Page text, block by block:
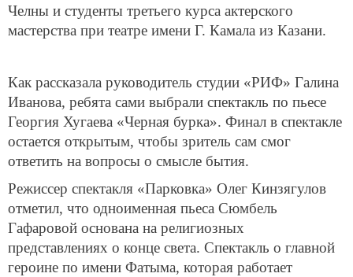
Челны и студенты третьего курса актерского
мастерства при театре имени Г. Камала из Казани.
Как рассказала руководитель студии «РИФ» Галина
Иванова, ребята сами выбрали спектакль по пьесе
Георгия Хугаева «Черная бурка». Финал в спектакле
остается открытым, чтобы зритель сам смог
ответить на вопросы о смысле бытия.
Режиссер спектакля «Парковка» Олег Кинзягулов
отметил, что одноименная пьеса Сюмбель
Гафаровой основана на религиозных
представлениях о конце света. Спектакль о главной
героине по имени Фатыма, которая работает